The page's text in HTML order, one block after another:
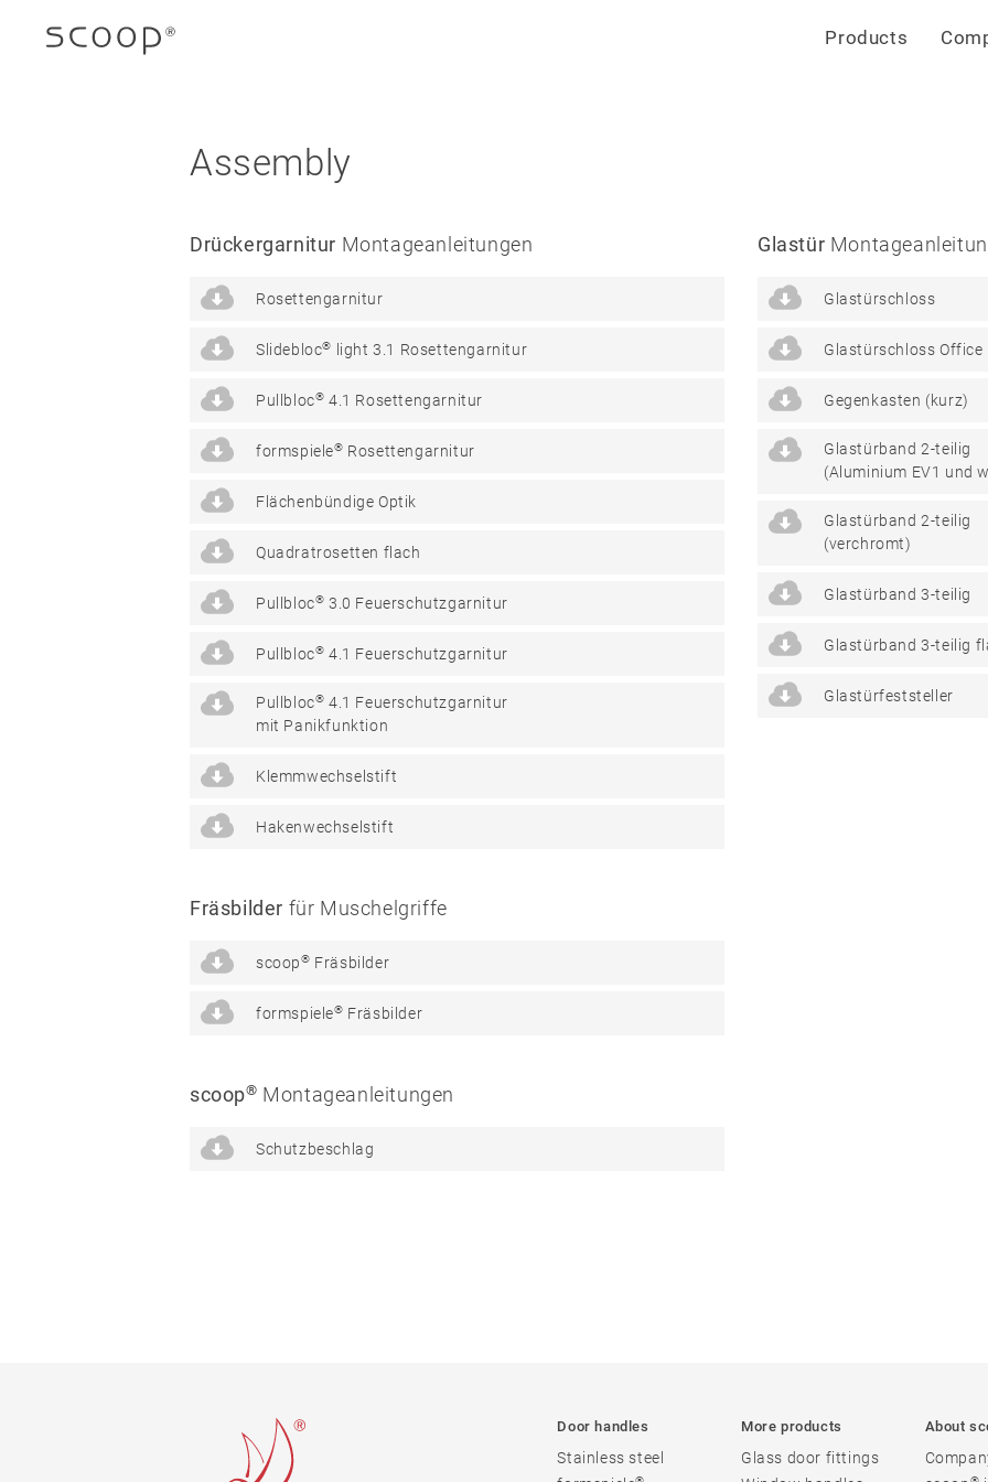
Products
Jobs & career
Terms and conditions
Assembly
Drückergarnitur Montageanleitungen
Rosettengarnitur
Slidebloc® light 3.1 Rosettengarnitur
Pullbloc® 4.1 Rosettengarnitur
formspiele® Rosettengarnitur
Flächenbündige Optik
Quadratrosetten flach
Pullbloc® 3.0 Feuerschutzgarnitur
Pullbloc® 4.1 Feuerschutzgarnitur
Pullbloc® 4.1 Feuerschutzgarnitur
mit Panikfunktion
Klemmwechselstift
Hakenwechselstift
Fräsbilder für Muschelgriffe
scoop® Fräsbilder
formspiele® Fräsbilder
scoop® Montageanleitungen
Schutzbeschlag
Glastür
Glastürschloss
Glastürschloss Office
Gegenkasten (kurz)
Glastürband 2-teilig
(Aluminium EV1 und
Glastürband 2-teilig
(verchromt)
Glastürband 3-teilig
Glastürband 3-teilig
Glastürfeststeller
Door handles
Stainless steel
More products
Glass door fittings
About